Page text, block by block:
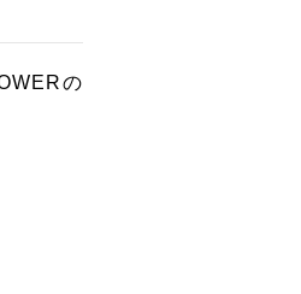
の